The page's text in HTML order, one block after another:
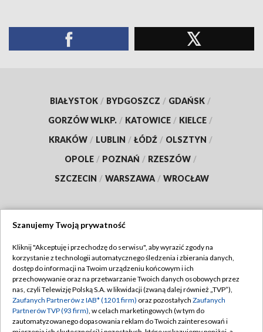
BIAŁYSTOK / BYDGOSZCZ / GDAŃSK /
GORZÓW WLKP. / KATOWICE / KIELCE /
KRAKÓW / LUBLIN / ŁÓDŹ / OLSZTYN /
OPOLE / POZNAŃ / RZESZÓW /
SZCZECIN / WARSZAWA / WROCŁAW
TVP
Abonament TVP
Emisja w TVP
Centrum informacji TVP
Regulamin TVP
Polityka prywatności
Moje zgody
Szanujemy Twoją prywatność
Kliknij "Akceptuję i przechodzę do serwisu", aby wyrazić zgody na
korzystanie z technologii automatycznego śledzenia i zbierania danych,
dostęp do informacji na Twoim urządzeniu końcowym i ich
przechowywanie oraz na przetwarzanie Twoich danych osobowych przez
nas, czyli Telewizję Polską S.A. w likwidacji (zwaną dalej również „TVP”),
Zaufanych Partnerów z IAB* (1201 firm) oraz pozostałych Zaufanych
Partnerów TVP (93 firm), w celach marketingowych (w tym do
zautomatyzowanego dopasowania reklam do Twoich zainteresowań i